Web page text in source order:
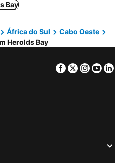
Bay
África do Sul
Cabo Oeste
Herolds Bay
Facebook
Twitter